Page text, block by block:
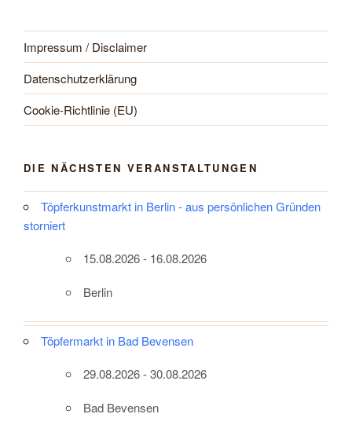
Impressum / Disclaimer
Datenschutzerklärung
Cookie-Richtlinie (EU)
DIE NÄCHSTEN VERANSTALTUNGEN
Töpferkunstmarkt in Berlin - aus persönlichen Gründen
storniert
15.08.2026 - 16.08.2026
Berlin
Töpfermarkt in Bad Bevensen
29.08.2026 - 30.08.2026
Bad Bevensen